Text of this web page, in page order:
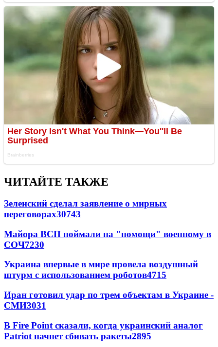
ЧИТАЙТЕ ТАКЖЕ
Зеленский сделал заявление о мирных
переговорах30743
Майора ВСП поймали на "помощи" военному в
СОЧ7230
Украина впервые в мире провела воздушный
штурм с использованием роботов4715
Иран готовил удар по трем объектам в Украине -
СМИ3031
В Fire Point сказали, когда украинский аналог
Patriot начнет сбивать ракеты2895